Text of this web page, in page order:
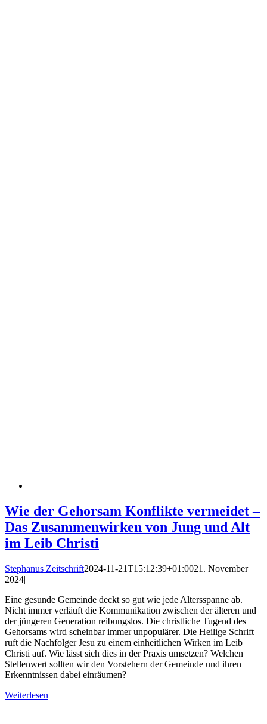
Wie der Gehorsam Konflikte vermeidet –
Das Zusammenwirken von Jung und Alt
im Leib Christi
Stephanus Zeitschrift2024-11-21T15:12:39+01:0021. November
2024|
Eine gesunde Gemeinde deckt so gut wie jede Altersspanne ab.
Nicht immer verläuft die Kommunikation zwischen der älteren und
der jüngeren Generation reibungslos. Die christliche Tugend des
Gehorsams wird scheinbar immer unpopulärer. Die Heilige Schrift
ruft die Nachfolger Jesu zu einem einheitlichen Wirken im Leib
Christi auf. Wie lässt sich dies in der Praxis umsetzen? Welchen
Stellenwert sollten wir den Vorstehern der Gemeinde und ihren
Erkenntnissen dabei einräumen?
Weiterlesen